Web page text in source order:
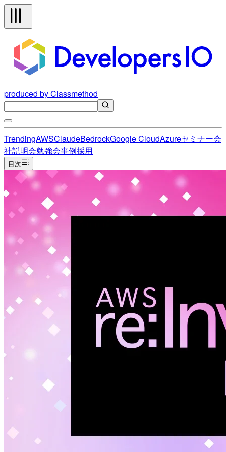
produced by Classmethod
TrendingAWSClaudeBedrockGoogle CloudAzureセミナー会
社説明会勉強会事例採用
目次